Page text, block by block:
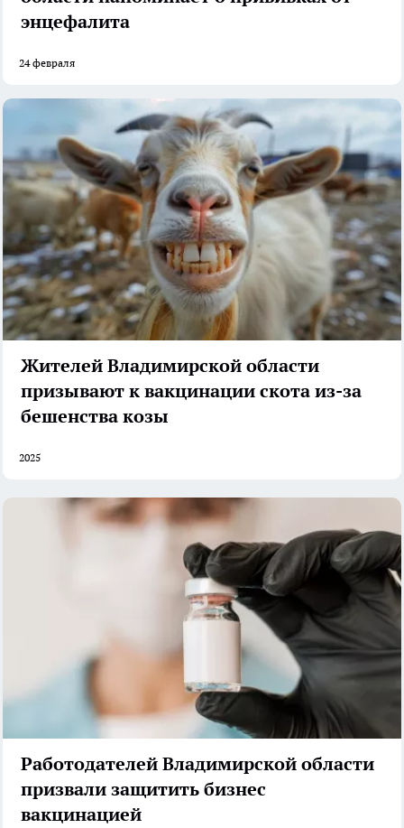
энцефалита
24 февраля
Жителей Владимирской области
призывают к вакцинации скота из-за
бешенства козы
2025
Работодателей Владимирской области
призвали защитить бизнес
вакцинацией